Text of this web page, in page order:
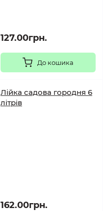
127.00грн.
До кошика
Лійка садова городня 6
літрів
162.00грн.